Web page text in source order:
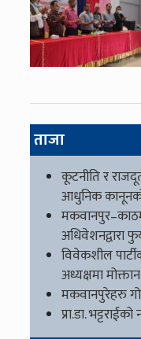
ताजा
कूटनीति र
आधुनिक
अधिवेशनद्वारा
विवेकशील
अध्यक्षमा
मकवानपुरेहरु
प्रा.डा.